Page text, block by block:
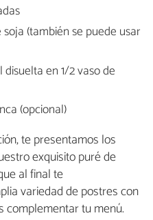
(también se puede usar
en 1/2 vaso de
(opcional)
te presentamos los
exquisito puré de
al final te
variedad de postres con
complementar tu menú.